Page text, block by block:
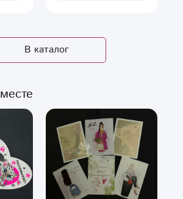
В каталог